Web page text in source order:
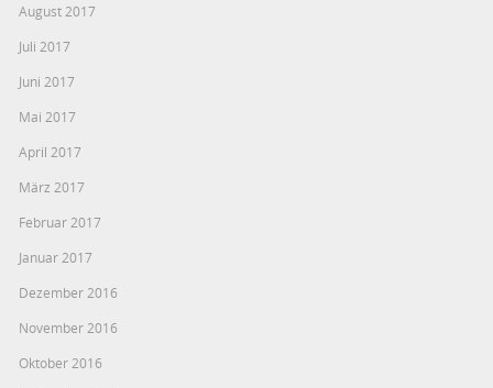
August 2017
Juli 2017
Juni 2017
Mai 2017
April 2017
März 2017
Februar 2017
Januar 2017
Dezember 2016
November 2016
Oktober 2016